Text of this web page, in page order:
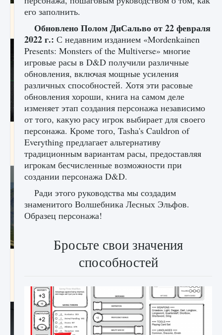
Как заработать медали лиги Clash of Clans
9 августа 2024 2 599 0 1
лицензии, лиги, команды и стадионы в EA
FC 25
9 августа 2024 2 395 0 2
Как исправить ошибку Palworld EPalworld
«Идет сохранение мира — Невозможно
9 августа 2024
его заполнить.
Обновлено Полом ДиСальво от 22 февраля
2022 г.: С недавним изданием «Mordenkainen
Presents: Monsters of the Multiverse» многие
игровые расы в D&D получили различные
обновления, включая мощные усиления
различных способностей. Хотя эти расовые
обновления хороши, книга на самом деле
изменяет этап создания персонажа независимо
от того, какую расу игрок выбирает для своего
персонажа. Кроме того, Tasha's Cauldron of
Everything предлагает альтернативу
традиционным вариантам расы, предоставляя
игрокам бесчисленные возможности при
создании персонажа D&D.
Ради этого руководства мы создадим
знаменитого Волшебника Лесных Эльфов.
Образец персонажа!
Бросьте свои значения
способностей